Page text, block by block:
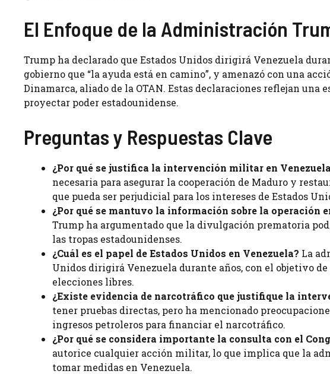
El Enfoque de la Administración
Trump ha declarado que Estados Unidos dirigirá Venezuela
gobierno que “la ayuda está en camino”, y amenazó con una
Dinamarca, aliado de la OTAN. Estas declaraciones reflejan
proyectar poder estadounidense.
Preguntas y Respuestas Clave
¿Por qué se justifica la intervención militar en
necesaria para asegurar la cooperación de Maduro y
que pueda ser perjudicial para los intereses de Estados
¿Por qué se mantuvo la información sobre la operación
Trump ha argumentado que la divulgación prematoria
las tropas estadounidenses.
¿Cuál es el papel de Estados Unidos en Venezuela? La
Unidos dirigirá Venezuela durante años, con el objetivo
elecciones libres.
¿Existe evidencia de narcotráfico que justifique la
tener pruebas directas, pero ha mencionado
ingresos petroleros para financiar el narcotráfico.
¿Por qué se considera importante la consulta con el
autorice cualquier acción militar, lo que implica que la
tomar medidas en Venezuela.